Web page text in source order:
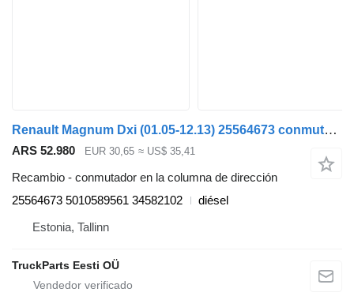
Renault Magnum Dxi (01.05-12.13) 25564673 conmutador en la columna de dirección para Renault Magnum (1990-2014) cabeza tractora
ARS 52.980 EUR 30,65 ≈ US$ 35,41
Recambio - conmutador en la columna de dirección
25564673 5010589561 34582102
diésel
Estonia, Tallinn
TruckParts Eesti OÜ